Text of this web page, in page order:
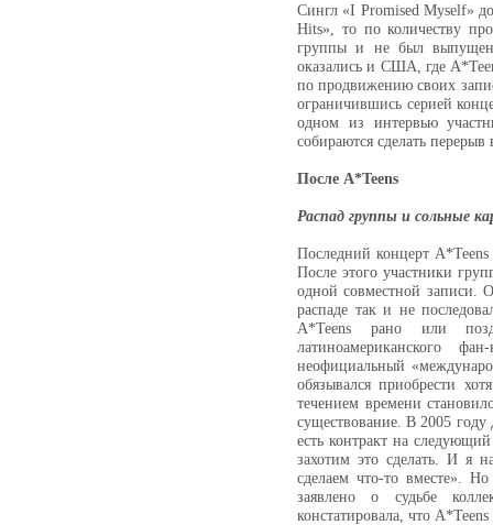
Сингл «I Promised Myself»
Hits», то по количеству
группы и не был
оказались и США, где
по продвижению своих
ограничившись серией
одном из интервью
собираются сделать перерыв
После A*Teens
Распад группы и сольные
Последний концерт
После этого участники
одной совместной записи.
распаде так и не
A*Teens рано или
латиноамериканского
неофициальный
обязывался приобрести
течением времени
существование. В 2005
есть контракт на
захотим это сделать. И я
сделаем что-то вместе».
заявлено о судьбе
констатировала, что